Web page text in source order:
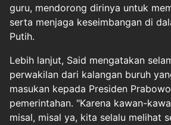
guru, mendorong dirinya untuk
serta menjaga keseimbangan di
Putih.
Lebih lanjut, Said mengatakan
perwakilan dari kalangan buruh
masukan kepada Presiden
pemerintahan. "Karena kawan-
misal, misal ya, kita selalu melihat